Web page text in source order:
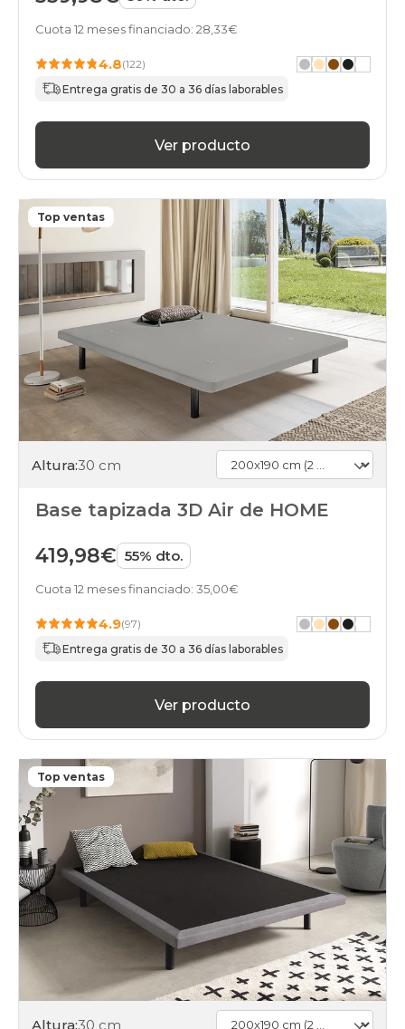
Cuota 12 meses financiado: 28,33€
4.8(122)
Entrega gratis de 30 a 36 días laborables
Ver producto
Top ventas
Altura:30 cm
Base tapizada 3D Air de HOME
419,98€ 55% dto.
Cuota 12 meses financiado: 35,00€
4.9(97)
Entrega gratis de 30 a 36 días laborables
Ver producto
Top ventas
Altura:30 cm